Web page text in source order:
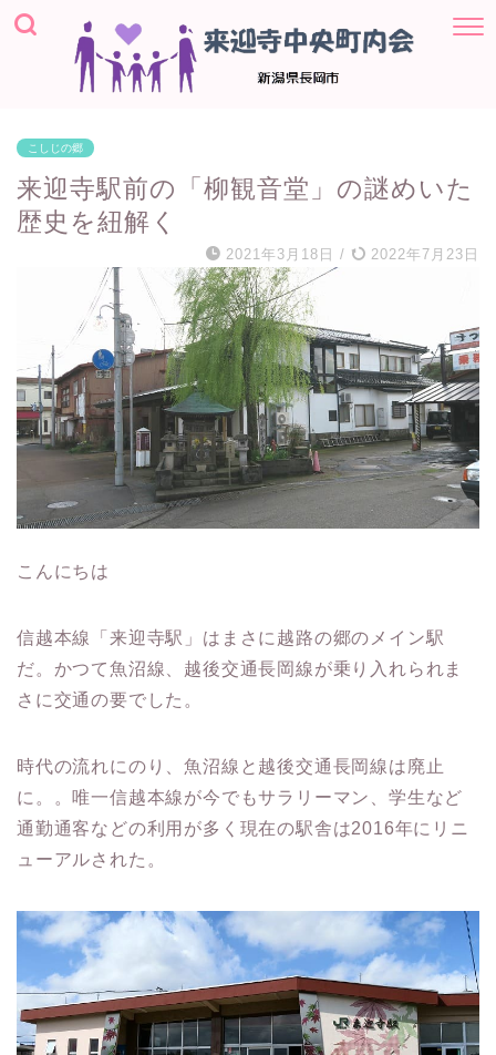
こしじの郷
来迎寺駅前の「柳観音堂」の謎めいた
歴史を紐解く
2021年3月18日 / 2022年7月23日
こんにちは
信越本線「来迎寺駅」はまさに越路の郷のメイン駅
だ。かつて魚沼線、越後交通長岡線が乗り入れられま
さに交通の要でした。
時代の流れにのり、魚沼線と越後交通長岡線は廃止
に。。唯一信越本線が今でもサラリーマン、学生など
通勤通客などの利用が多く現在の駅舎は2016年にリニ
ューアルされた。